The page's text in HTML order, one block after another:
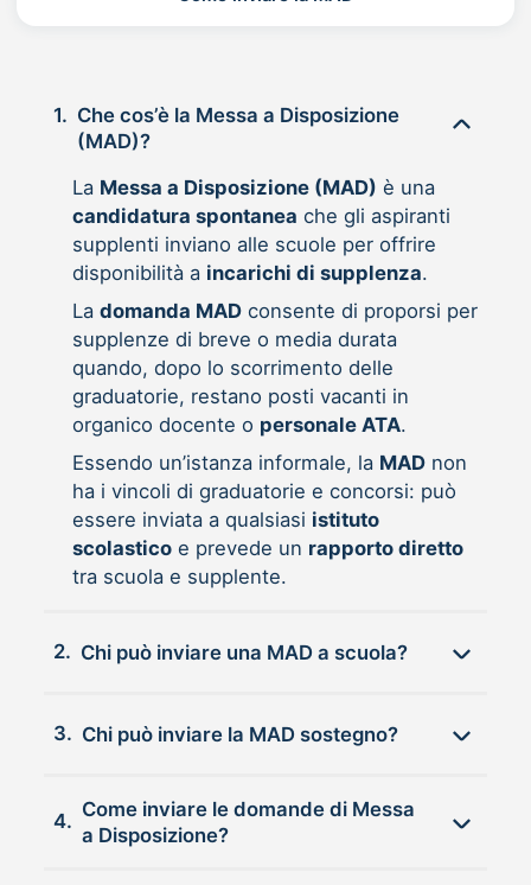
1. Che cos’è la Messa a Disposizione
(MAD)?
La Messa a Disposizione (MAD) è una
candidatura spontanea che gli aspiranti
supplenti inviano alle scuole per offrire
disponibilità a incarichi di supplenza.
La domanda MADconsente di proporsi per
supplenze di breve o media durata
quando, dopo lo scorrimento delle
graduatorie, restano posti vacanti in
organico docente o personale ATA.
Essendo un’istanza informale, la MADnon
ha i vincoli di graduatorie e concorsi: può
essere inviata a qualsiasi istituto
scolasticoe prevede un rapporto diretto
tra scuola e supplente.
2. Chi può inviare una MAD a scuola?
3. Chi può inviare la MAD sostegno?
4.
Come inviare le domande di Messa
a Disposizione?